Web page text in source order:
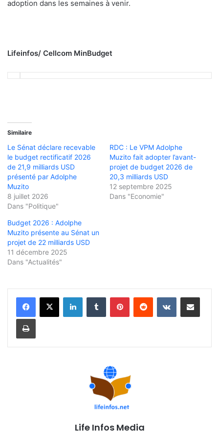
adoption dans les semaines à venir.
Lifeinfos/ Cellcom MinBudget
Similaire
Le Sénat déclare recevable
le budget rectificatif 2026
de 21,9 milliards USD
présenté par Adolphe
Muzito
8 juillet 2026
Dans "Politique"
RDC : Le VPM Adolphe
Muzito fait adopter l’avant-
projet de budget 2026 de
20,3 milliards USD
12 septembre 2025
Dans "Economie"
Budget 2026 : Adolphe
Muzito présente au Sénat un
projet de 22 milliards USD
11 décembre 2025
Dans "Actualités"
Life Infos Media